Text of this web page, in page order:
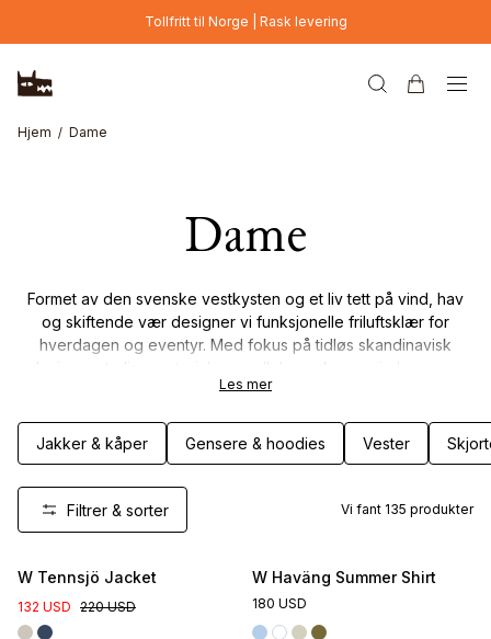
Hopp til hovedinnholdTollfritt til Norge | Rask levering
Hjem Dame
Dame
Formet av den svenske vestkysten og et liv tett på vind, hav
og skiftende vær designer vi funksjonelle friluftsklær for
hverdagen og eventyr. Med fokus på tidløs skandinavisk
design, naturlige materialer og ullplagg skaper vi plagg som
kombinerer slitestyrke, komfort og gjennomtenkte detaljer.
bevegelse, vær og livet utendørs.
Les mer
Jakker & kåper Gensere & hoodies Vester
Filtrer & sorter Vi fant 135 produkter
New
W Tennsjö Jacket
132 USD 220 USD
W Haväng Summer Shirt
180 USD
Online Exclusive